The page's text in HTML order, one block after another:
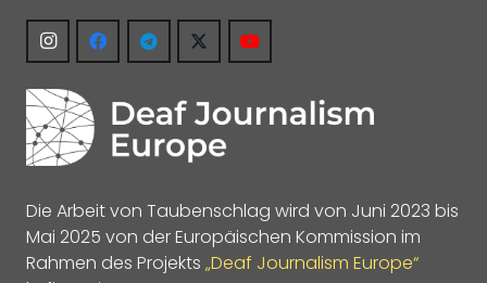
Die Arbeit von Taubenschlag wird von Juni 2023 bis
Mai 2025 von der Europäischen Kommission im
Rahmen des Projekts „Deaf Journalism Europe“